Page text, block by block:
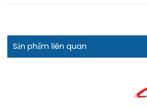
Sản phẩm liên quan